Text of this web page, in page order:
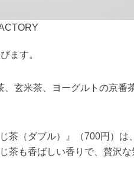
ます。
玄米茶、ヨーグルトの京番
茶（ダブル）』（700円）は
茶も香ばしい香りで、贅沢な